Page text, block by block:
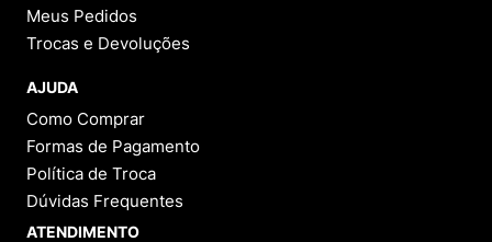
Meus Pedidos
Trocas e Devoluções
AJUDA
Como Comprar
Formas de Pagamento
Política de Troca
Dúvidas Frequentes
ATENDIMENTO